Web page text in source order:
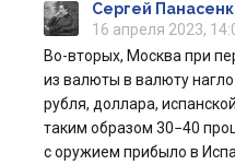
Сергей
16 апреля 2023,
Во-вторых, Москва при
из валюты в валюту
рубля, доллара,
таким образом 30−40
с оружием прибыло в